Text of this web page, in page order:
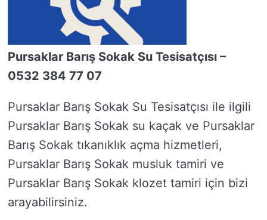
Pursaklar Barış Sokak Su Tesisatçısı –
0532 384 77 07
Pursaklar Barış Sokak Su Tesisatçısı ile ilgili
Pursaklar Barış Sokak su kaçak ve Pursaklar
Barış Sokak tıkanıklık açma hizmetleri,
Pursaklar Barış Sokak musluk tamiri ve
Pursaklar Barış Sokak klozet tamiri için bizi
arayabilirsiniz.